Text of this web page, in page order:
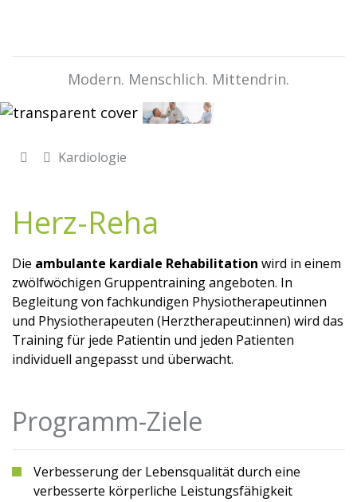
Modern. Menschlich. Mittendrin.
Kardiologie
Herz-Reha
Die ambulante kardiale Rehabilitation wird in einem
zwölfwöchigen Gruppentraining angeboten. In
Begleitung von fachkundigen Physiotherapeutinnen
und Physiotherapeuten (Herztherapeut:innen) wird das
Training für jede Patientin und jeden Patienten
individuell angepasst und überwacht.
Programm-Ziele
Verbesserung der Lebensqualität durch eine
verbesserte körperliche Leistungsfähigkeit